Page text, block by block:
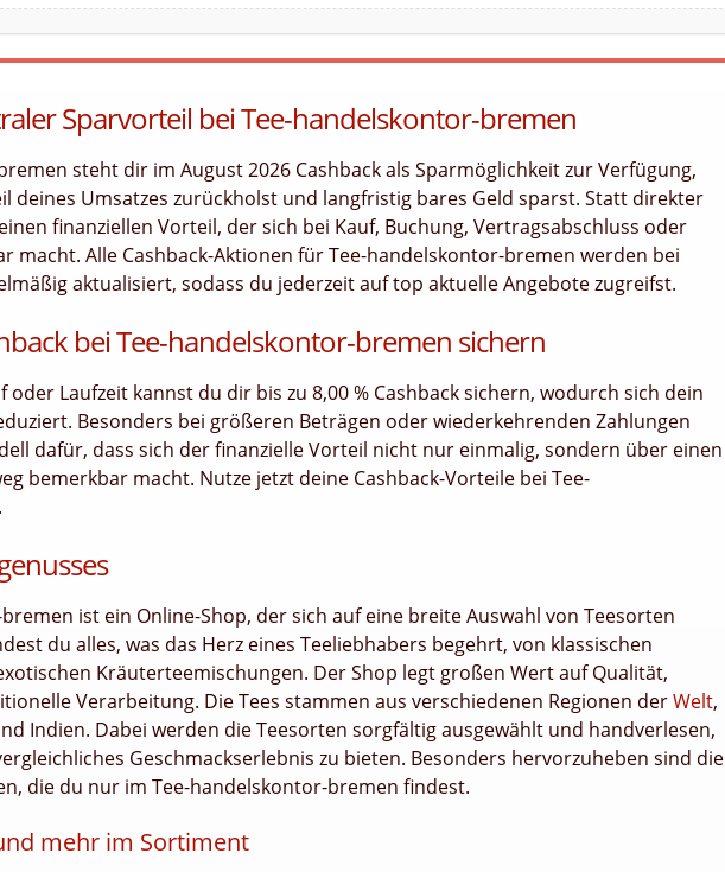
Sparvorteil bei Tee-handelskontor-bremen
steht dir im August 2026 Cashback als Sparmöglichkeit zur Verfügung,
deines Umsatzes zurückholst und langfristig bares Geld sparst. Statt direkter
finanziellen Vorteil, der sich bei Kauf, Buchung, Vertragsabschluss oder
macht. Alle Cashback-Aktionen für Tee-handelskontor-bremen werden bei
aktualisiert, sodass du jederzeit auf top aktuelle Angebote zugreifst.
bei Tee-handelskontor-bremen sichern
oder Laufzeit kannst du dir bis zu 8,00 % Cashback sichern, wodurch sich dein
Besonders bei größeren Beträgen oder wiederkehrenden Zahlungen
dafür, dass sich der finanzielle Vorteil nicht nur einmalig, sondern über einen
bemerkbar macht. Nutze jetzt deine Cashback-Vorteile bei Tee-
ist ein Online-Shop, der sich auf eine breite Auswahl von Teesorten
du alles, was das Herz eines Teeliebhabers begehrt, von klassischen
Kräuterteemischungen. Der Shop legt großen Wert auf Qualität,
Verarbeitung. Die Tees stammen aus verschiedenen Regionen derWelt,
Indien. Dabei werden die Teesorten sorgfältig ausgewählt und handverlesen,
Geschmackserlebnis zu bieten. Besonders hervorzuheben sind die
die du nur im Tee-handelskontor-bremen findest.
mehr im Sortiment